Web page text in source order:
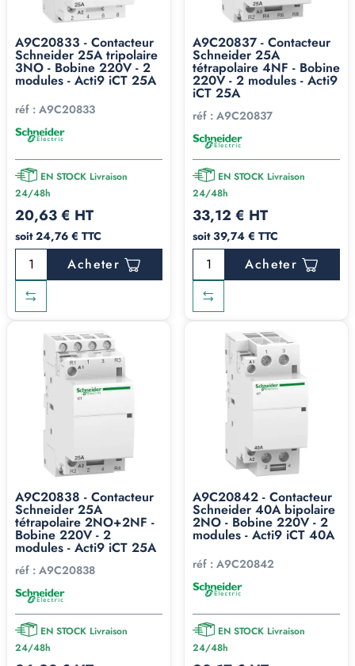
A9C20833 - Contacteur
Schneider 25A tripolaire
3NO - Bobine 220V - 2
modules - Acti9 iCT 25A
réf : A9C20833
EN STOCK Livraison
24/48h
20,63 € HT
soit 24,76 € TTC
Acheter
A9C20837 - Contacteur
Schneider 25A
tétrapolaire 4NF - Bobine
220V - 2 modules - Acti9
iCT 25A
réf : A9C20837
EN STOCK Livraison
24/48h
33,12 € HT
soit 39,74 € TTC
Acheter
A9C20838 - Contacteur
Schneider 25A
tétrapolaire 2NO+2NF -
Bobine 220V - 2
modules - Acti9 iCT 25A
réf : A9C20838
EN STOCK Livraison
24/48h
A9C20842 - Contacteur
Schneider 40A bipolaire
2NO - Bobine 220V - 2
modules - Acti9 iCT 40A
réf : A9C20842
EN STOCK Livraison
24/48h